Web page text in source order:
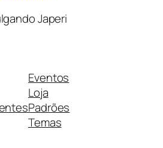
Japeri
Eventos
Loja
Padrões
Temas